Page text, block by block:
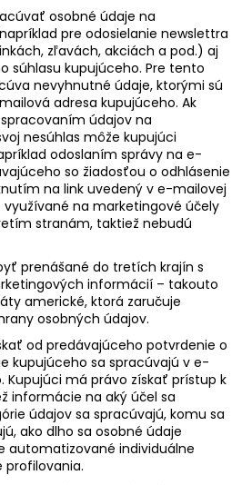
osobné údaje na
pre odosielanie newslettra
zľavách, akciách a pod.) aj
súhlasu kupujúceho. Pre tento
nevyhnutné údaje, ktorými sú
adresa kupujúceho. Ak
údajov na
nesúhlas môže kupujúci
odoslaním správy na e-
so žiadosťou o odhlásenie
na link uvedený v e-mailovej
využívané na marketingové účely
stranám, taktiež nebudú
prenášané do tretích krajín s
informácií – takouto
americké, ktorá zaručuje
osobných údajov.
od predávajúceho potvrdenie o
kupujúceho sa spracúvajú v e-
Kupujúci má právo získať prístup k
informácie na aký účel sa
údajov sa spracúvajú, komu sa
ako dlho sa osobné údaje
automatizované individuálne
profilovania.